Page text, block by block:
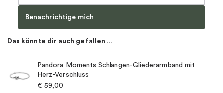
Benachrichtige mich
Das könnte dir auch gefallen …
Pandora Moments Schlangen-Gliederarmband mit
Herz-Verschluss
€ 59,00